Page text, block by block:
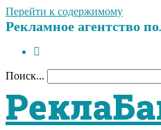
Перейти к содержимому
Рекламное агентство
Поиск...